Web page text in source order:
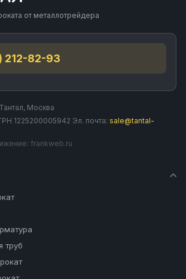
от металлотрейдера
212-82-93
Москва
1225200005942 Эл. почта: sale@tantal-
frankweb.ru
труб